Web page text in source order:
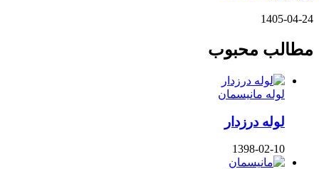
1405-04-24
مطالب محبوب
لوله مانیسمان
لوله درزدار
1398-02-10